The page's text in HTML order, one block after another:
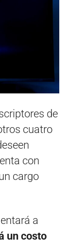
de
cuatro
con
cargo
a
un costo